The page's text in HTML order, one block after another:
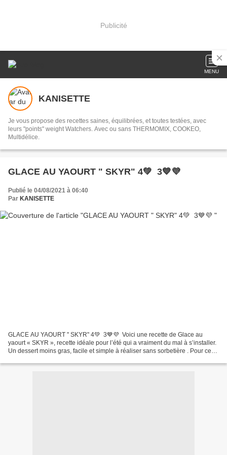
Publicité
MENU
KANISETTE
Je vous propose des recettes saines, équilibrées, et toutes testées, avec
leurs "points" weight Watchers. Avec ou sans THERMOMIX, COOKEO,
Multidélice.
GLACE AU YAOURT " SKYR" 4💚 3💙💜
Publié le 04/08/2021 à 06:40
Par KANISETTE
GLACE AU YAOURT " SKYR" 4💚 3💙💜 Voici une recette de Glace au
yaourt « SKYR », recette idéale pour l’été qui a vraiment du mal à s’installer.
Un dessert moins gras, facile et simple à réaliser sans sorbetière . Pour ceux